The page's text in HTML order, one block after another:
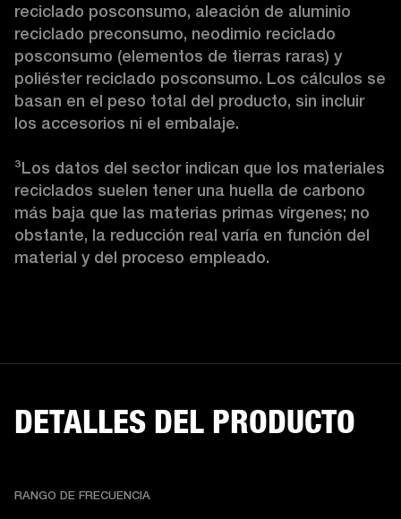
reciclado posconsumo, aleación de aluminio
reciclado preconsumo, neodimio reciclado
posconsumo (elementos de tierras raras) y
poliéster reciclado posconsumo. Los cálculos se
basan en el peso total del producto, sin incluir
los accesorios ni el embalaje.
³Los datos del sector indican que los materiales
reciclados suelen tener una huella de carbono
más baja que las materias primas vírgenes; no
obstante, la reducción real varía en función del
material y del proceso empleado.
DETALLES DEL PRODUCTO
RANGO DE FRECUENCIA